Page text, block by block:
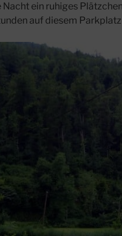
ein ruhiges
auf diesem Parkplatz